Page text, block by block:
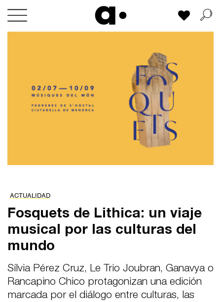
Skip
content
Mi lista
ACTUALIDAD
Fosquets de Lithica: un viaje
musical por las culturas del
mundo
Sílvia Pérez Cruz, Le Trio Joubran, Ganavya o
Rancapino Chico protagonizan una edición
marcada por el diálogo entre culturas, las